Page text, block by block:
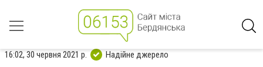
16:02, 30 червня 2021 р. Надійне джерело